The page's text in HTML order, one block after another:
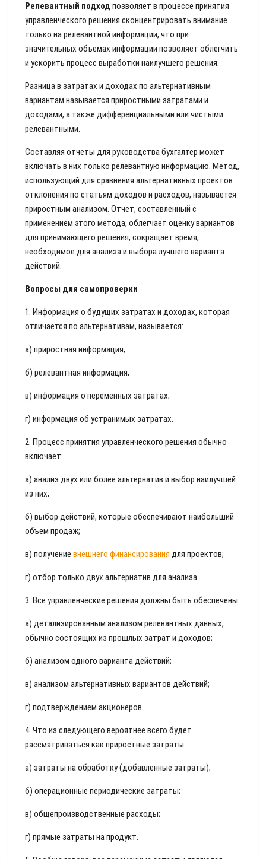
Релевантный подход позволяет в процессе принятия
управленческого решения сконцентрировать внимание
только на релевантной информации, что при
значительных объемах информации позволяет облегчить
и ускорить процесс выработки наилучшего решения.
Разница в затратах и доходах по альтернативным
вариантам называется приростными затратами и
доходами, а также дифференциальными или чистыми
релевантными.
Составляя отчеты для руководства бухгалтер может
включать в них только релевантную информацию. Метод,
использующий для сравнения альтернативных проектов
отклонения по статьям доходов и расходов, называется
приростным анализом. Отчет, составленный с
применением этого метода, облегчает оценку вариантов
для принимающего решения, сокращает время,
необходимое для анализа и выбора лучшего варианта
действий.
Вопросы для самопроверки
1. Информация о будущих затратах и доходах, которая
отличается по альтернативам, называется:
а) приростная информация;
б) релевантная информация;
в) информация о переменных затратах;
г) информация об устранимых затратах.
2. Процесс принятия управленческого решения обычно
включает:
а) анализ двух или более альтернатив и выбор наилучшей
из них;
б) выбор действий, которые обеспечивают наибольший
объем продаж;
в) получение внешнего финансирования для проектов;
г) отбор только двух альтернатив для анализа.
3. Все управленческие решения должны быть обеспечены:
а) детализированным анализом релевантных данных,
обычно состоящих из прошлых затрат и доходов;
б) анализом одного варианта действий;
в) анализом альтернативных вариантов действий;
г) подтверждением акционеров.
4. Что из следующего вероятнее всего будет
рассматриваться как приростные затраты:
а) затраты на обработку (добавленные затраты);
б) операционные периодические затраты;
в) общепроизводственные расходы;
г) прямые затраты на продукт.